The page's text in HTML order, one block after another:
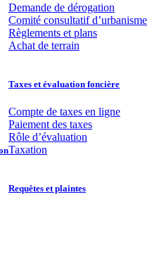
Demande de dérogation
Comité consultatif d’urbanisme
Règlements et plans
Achat de terrain
Taxes et évaluation foncière
Compte de taxes en ligne
Paiement des taxes
Rôle d’évaluation
Taxation
Requêtes et plaintes